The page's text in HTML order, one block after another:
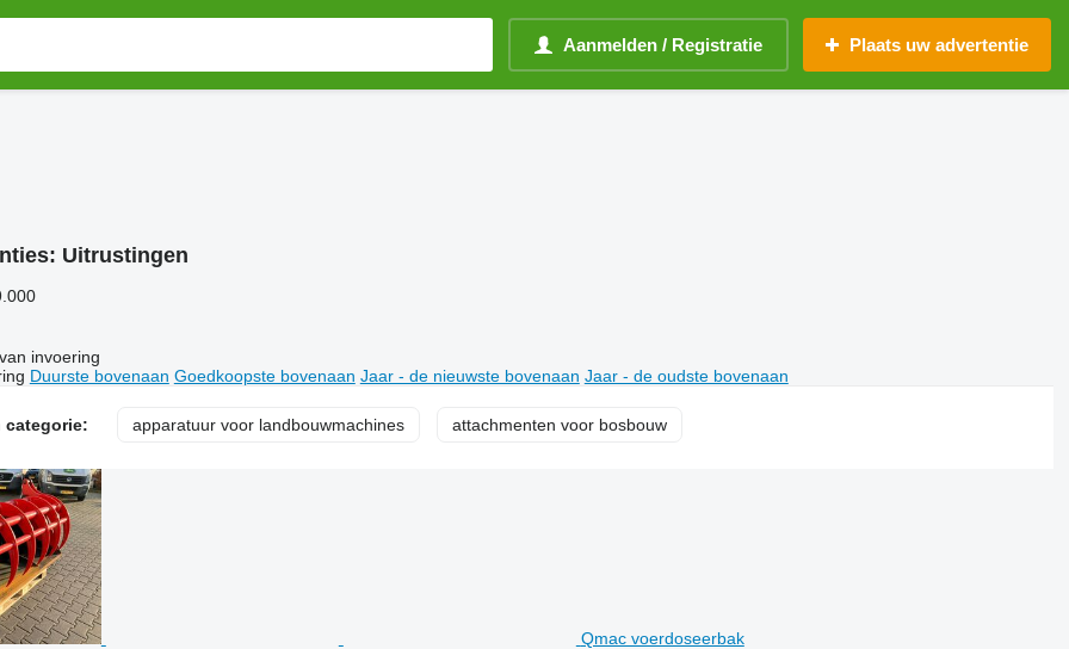
Aanmelden / Registratie Plaats uw advertentie
Uitrustingen
invoering
Duurste bovenaan Goedkoopste bovenaan Jaar - de nieuwste bovenaan Jaar - de oudste bovenaan
categorie: apparatuur voor landbouwmachines attachmenten voor bosbouw
Qmac voerdoseerbak